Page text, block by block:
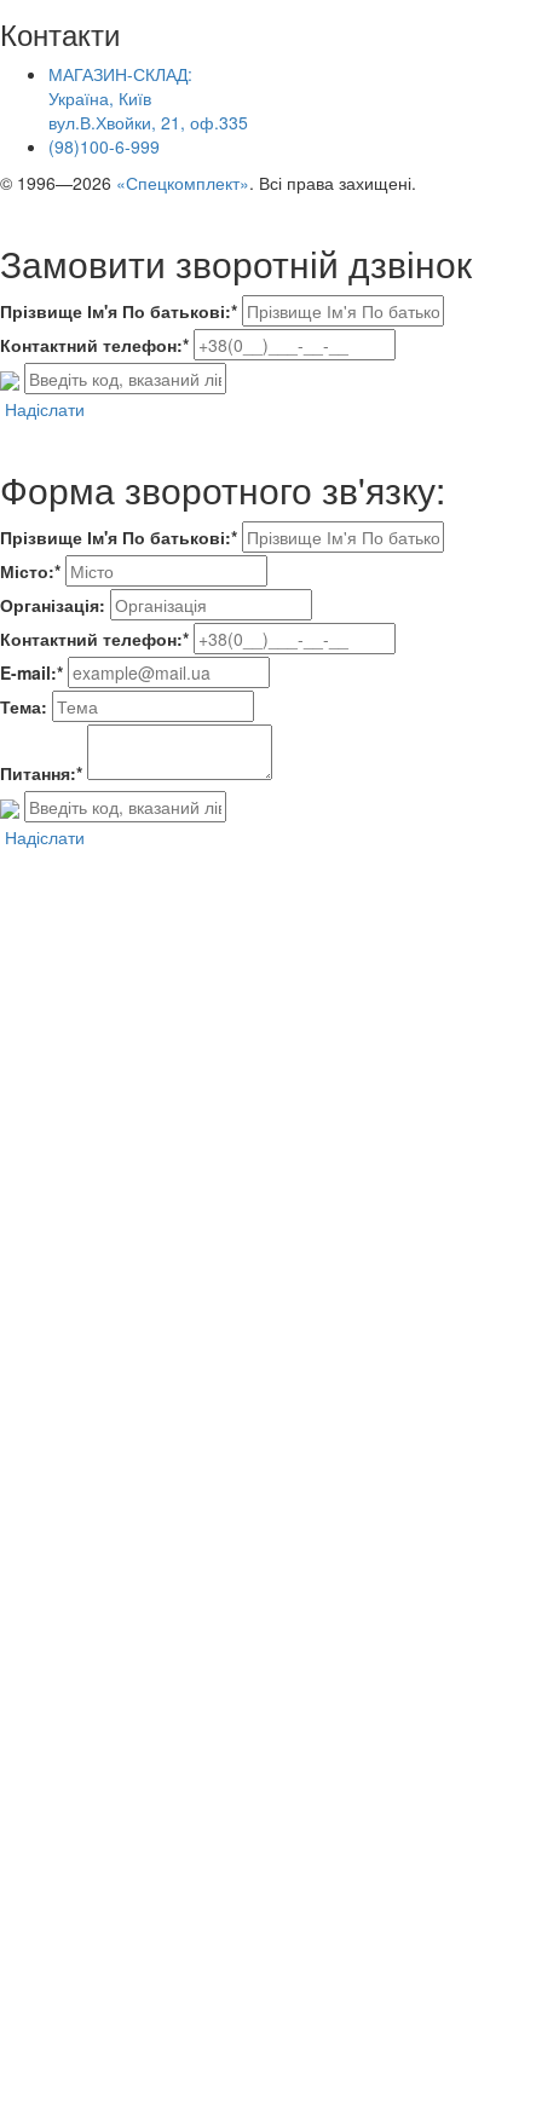
Контакти
МАГАЗИН-СКЛАД:
Україна, Київ
вул.В.Хвойки, 21, оф.335
(98)100-6-999
© 1996—2026 «Спецкомплект». Всі права захищені.
Замовити зворотній дзвінок
Прізвище Ім'я По батькові:*
Контактний телефон:*
Надіслати
Форма зворотного зв'язку:
Прізвище Ім'я По батькові:*
Місто:*
Організація:
Контактний телефон:*
E-mail:*
Тема:
Питання:*
Надіслати